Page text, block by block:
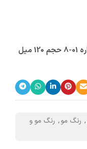
رنگ مو الوکسین سری دودی طبیعی شماره 01-8 حجم 120 میل
, رنگ مو, رنگ مو و